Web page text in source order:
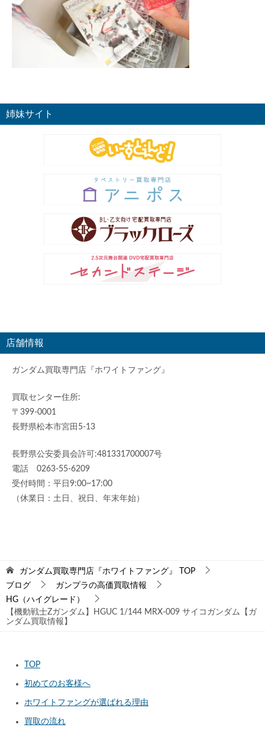
姉妹サイト
店舗情報
ガンダム買取専門店『ホワイトファング』
買取センター住所:
〒399-0001
長野県松本市宮田5-13
長野県公安委員会許可:481331700007号
電話 0263-55-6209
受付時間：平日9:00~17:00
（休業日：土日、祝日、年末年始）
ガンダム買取専門店『ホワイトファング』
TOP
ブログ
ガンプラの高価買取情報
HG（ハイグレード）
【機動戦士Zガンダム】HGUC 1/144 MRX-009 サイコガンダム【ガ
ンダム買取情報】
TOP
初めてのお客様へ
ホワイトファングが選ばれる理由
買取の流れ